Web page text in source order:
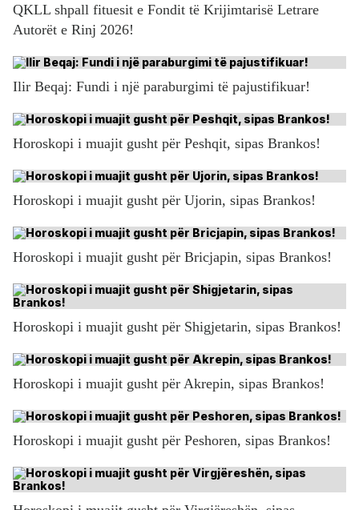
QKLL shpall fituesit e Fondit të Krijimtarisë Letrare
Autorët e Rinj 2026!
Ilir Beqaj: Fundi i një paraburgimi të pajustifikuar!
Horoskopi i muajit gusht për Peshqit, sipas Brankos!
Horoskopi i muajit gusht për Ujorin, sipas Brankos!
Horoskopi i muajit gusht për Bricjapin, sipas Brankos!
Horoskopi i muajit gusht për Shigjetarin, sipas Brankos!
Horoskopi i muajit gusht për Akrepin, sipas Brankos!
Horoskopi i muajit gusht për Peshoren, sipas Brankos!